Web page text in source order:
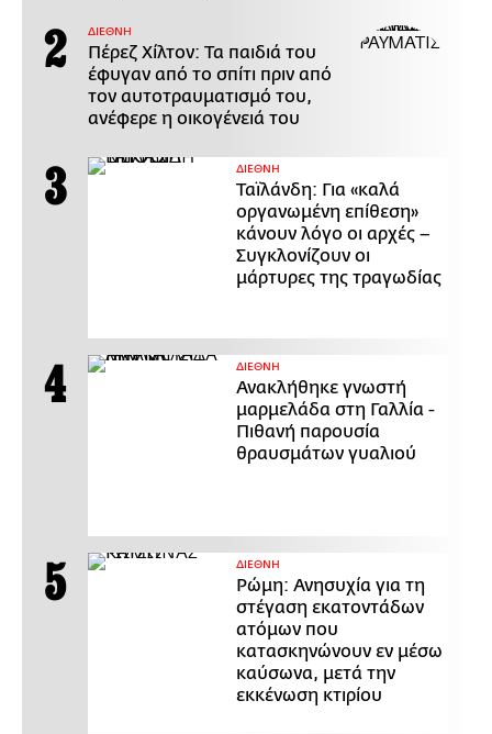
ΔΙΕΘΝΗ
Πέρεζ Χίλτον: Τα παιδιά του
έφυγαν από το σπίτι πριν από
τον αυτοτραυματισμό του,
ανέφερε η οικογένειά του
ΔΙΕΘΝΗ
Ταϊλάνδη: Για «καλά
οργανωμένη επίθεση»
κάνουν λόγο οι αρχές –
Συγκλονίζουν οι
μάρτυρες της τραγωδίας
ΔΙΕΘΝΗ
Ανακλήθηκε γνωστή
μαρμελάδα στη Γαλλία -
Πιθανή παρουσία
θραυσμάτων γυαλιού
ΔΙΕΘΝΗ
Ρώμη: Ανησυχία για τη
στέγαση εκατοντάδων
ατόμων που
κατασκηνώνουν εν μέσω
καύσωνα, μετά την
εκκένωση κτιρίου